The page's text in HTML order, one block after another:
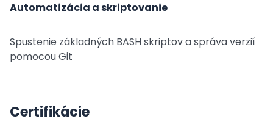
Automatizácia a skriptovanie
Spustenie základných BASH skriptov a správa verzií
pomocou Git
Certifikácie